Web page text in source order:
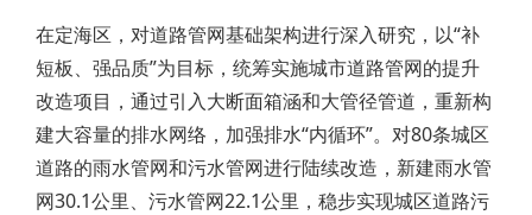
在定海区，对道路管网基础架构进行深入研究，以“补
短板、强品质”为目标，统筹实施城市道路管网的提升
改造项目，通过引入大断面箱涵和大管径管道，重新构
建大容量的排水网络，加强排水“内循环”。对80条城区
道路的雨水管网和污水管网进行陆续改造，新建雨水管
网30.1公里、污水管网22.1公里，稳步实现城区道路污